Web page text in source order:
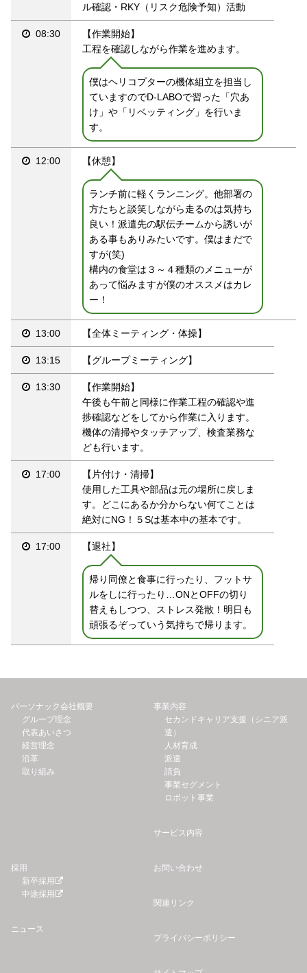
ル確認・RKY（リスク危険予知）活動
08:30
【作業開始】
工程を確認しながら作業を進めます。
僕はヘリコプターの機体組立を担当し
ていますのでD-LABOで習った「穴あ
け」や「リベッティング」を行いま
す。
12:00 【休憩】
ランチ前に軽くランニング。他部署の
方たちと談笑しながら走るのは気持ち
良い！派遣先の駅伝チームから誘いが
ある事もありみたいです。僕はまだで
すが(笑)
構内の食堂は３～４種類のメニューが
あって悩みますが僕のオススメはカレ
ー！
13:00 【全体ミーティング・体操】
13:15 【グループミーティング】
13:30
【作業開始】
午後も午前と同様に作業工程の確認や進
捗確認などをしてから作業に入ります。
機体の清掃やタッチアップ、検査業務な
ども行います。
17:00
【片付け・清掃】
使用した工具や部品は元の場所に戻しま
す。どこにあるか分からない何てことは
絶対にNG！５Sは基本中の基本です。
17:00 【退社】
帰り同僚と食事に行ったり、フットサ
ルをしに行ったり…ONとOFFの切り
替えもしつつ、ストレス発散！明日も
頑張るぞっていう気持ちで帰ります。
パーソナック会社概要
グループ理念
代表あいさつ
経営理念
沿革
取り組み
事業内容
セカンドキャリア支援（シニア派
遣）
人材育成
派遣
請負
事業セグメント
ロボット事業
サービス内容
採用
新卒採用
中途採用
ニュース
お問い合わせ
関連リンク
プライバシーポリシー